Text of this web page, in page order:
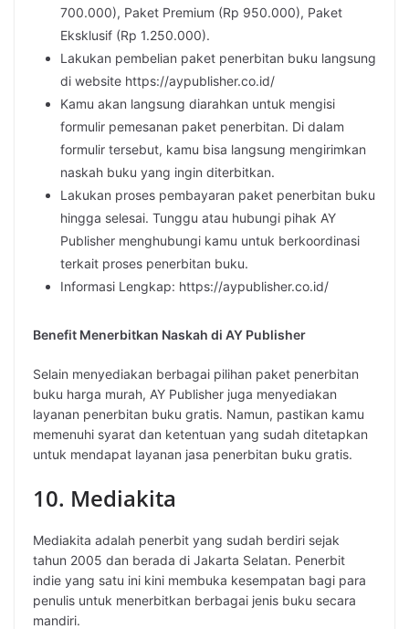
700.000), Paket Premium (Rp 950.000), Paket
Eksklusif (Rp 1.250.000).
Lakukan pembelian paket penerbitan buku langsung
di website https://aypublisher.co.id/
Kamu akan langsung diarahkan untuk mengisi
formulir pemesanan paket penerbitan. Di dalam
formulir tersebut, kamu bisa langsung mengirimkan
naskah buku yang ingin diterbitkan.
Lakukan proses pembayaran paket penerbitan buku
hingga selesai. Tunggu atau hubungi pihak AY
Publisher menghubungi kamu untuk berkoordinasi
terkait proses penerbitan buku.
Informasi Lengkap: https://aypublisher.co.id/
Benefit Menerbitkan Naskah di AY Publisher
Selain menyediakan berbagai pilihan paket penerbitan
buku harga murah, AY Publisher juga menyediakan
layanan penerbitan buku gratis. Namun, pastikan kamu
memenuhi syarat dan ketentuan yang sudah ditetapkan
untuk mendapat layanan jasa penerbitan buku gratis.
10. Mediakita
Mediakita adalah penerbit yang sudah berdiri sejak
tahun 2005 dan berada di Jakarta Selatan. Penerbit
indie yang satu ini kini membuka kesempatan bagi para
penulis untuk menerbitkan berbagai jenis buku secara
mandiri.